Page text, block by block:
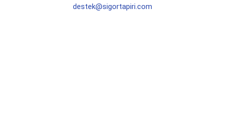
destek@sigortapiri.com